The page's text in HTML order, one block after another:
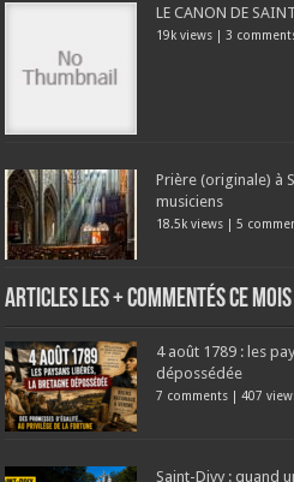
LE CANON DE
19k views | 3
Prière (originale) à
musiciens
18.5k views |5
Articles les + commentés ce mois
4 août 1789 : les
dépossédée
7 comments |407
Saint-Divy : quand